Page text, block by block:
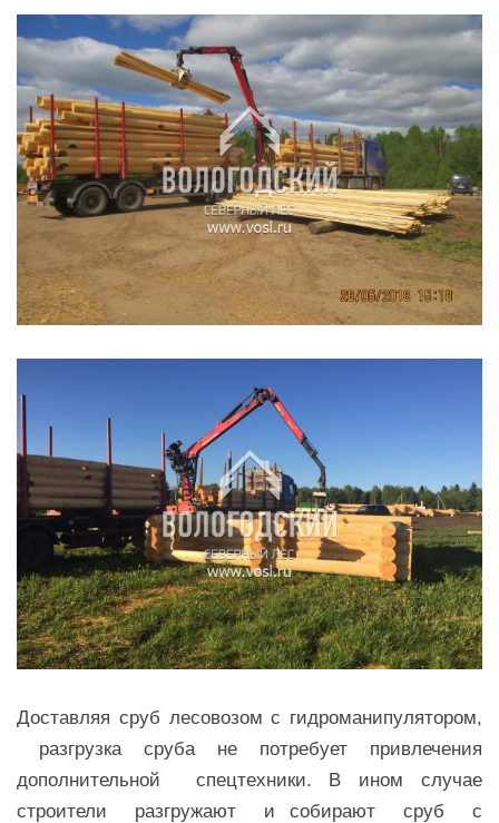
Доставляя сруб лесовозом с гидроманипулятором,
разгрузка сруба не потребует привлечения
дополнительной спецтехники. В ином случае
строители разгружают и собирают сруб с